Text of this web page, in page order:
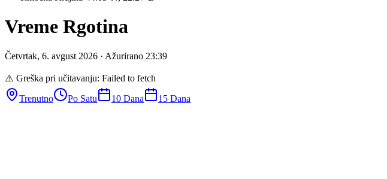
Vreme Rgotina
Četvrtak, 6. avgust 2026 · Ažurirano 23:39
⚠️ Greška pri učitavanju: Failed to fetch
Trenutno
Po Satu 10 Dana 15 Dana